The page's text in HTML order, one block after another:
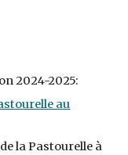
2024-2025:
au
la Pastourelle à